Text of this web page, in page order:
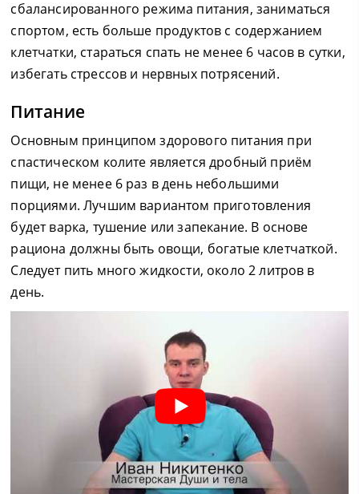
сбалансированного режима питания, заниматься
спортом, есть больше продуктов с содержанием
клетчатки, стараться спать не менее 6 часов в сутки,
избегать стрессов и нервных потрясений.
Питание
Основным принципом здорового питания при
спастическом колите является дробный приём
пищи, не менее 6 раз в день небольшими
порциями. Лучшим вариантом приготовления
будет варка, тушение или запекание. В основе
рациона должны быть овощи, богатые клетчаткой.
Следует пить много жидкости, около 2 литров в
день.